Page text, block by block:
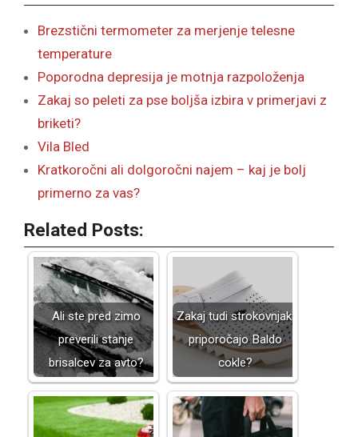
Brezstični termometer za merjenje telesne
temperature
Poporodna depresija je motnja razpoloženja
Zakaj so peleti za pse boljša izbira v primerjavi z
briketi?
Vila Bled
Kratkoročni ali dolgoročni najem – kaj je bolj
primerno za vas?
Related Posts:
Ali ste pred zimo
preverili stanje
brisalcev za avto?
Zakaj tudi strokovnjaki
priporočajo Baldo
cokle?